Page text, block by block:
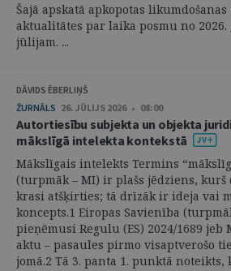
Šajā apskatā apkopotas
aktualitātes par laika posmu no 2026.
jūlijam. ...
DĀVIDS ĒBERLIŅŠ
ŽURNĀLS 26. JŪLIJS 2026 • 08:00
Autortiesību subjekta un objekta
mākslīgā intelekta kontekstā
Mākslīgais intelekts Termins
(turpmāk – MI) ir plašs jēdziens, kurš
krasi atšķirties; tā drīzāk ir ideja vai
koncepts.1 Eiropas Savienība
pieņēmusi Regulu (ES) 2024/1689
aktu – pasaules pirmo visaptverošo
jomā.2 Tā 3. panta 1. punktā noteikts,